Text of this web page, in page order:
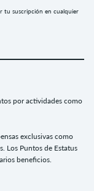
tu suscripción en cualquier
por actividades como
exclusivas como
Los Puntos de Estatus
beneficios.